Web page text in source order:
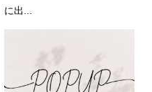
に出...